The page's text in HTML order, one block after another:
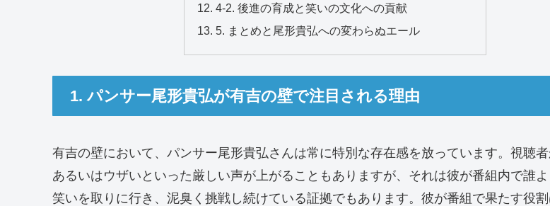
4-2. 後進の育成と笑いの文化への貢献
5. まとめと尾形貴弘への変わらぬエール
1. パンサー尾形貴弘が有吉の壁で注目される理由
有吉の壁において、パンサー尾形貴弘さんは常に特別な存在感を放っています。視聴者
あるいはウザいといった厳しい声が上がることもありますが、それは彼が番組内で誰
笑いを取りに行き、泥臭く挑戦し続けている証拠でもあります。彼が番組で果たす役